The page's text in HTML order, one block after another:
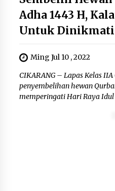
Publik
8
12 Coklat
Pasaran
8
Adha 1443 H,
Untuk Dinikmati
Ming Jul 10 , 2022
CIKARANG – Lapas Kelas
penyembelihan hewan
memperingati Hari Raya Idul